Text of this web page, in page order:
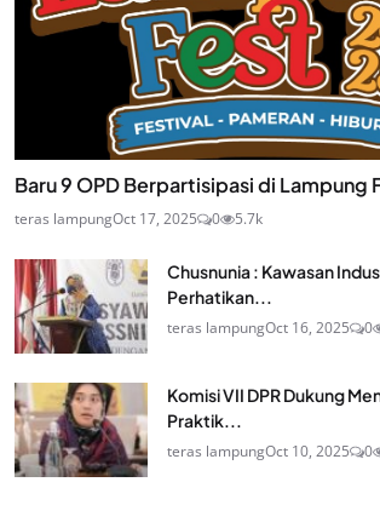
Baru 9 OPD Berpartisipasi di Lampung
teras lampungOct 17, 2025 0 5.7k
Chusnunia : Kawasan
Perhatikan...
teras lampungOct 16, 2025 0
Komisi VII DPR Dukung
Praktik...
teras lampungOct 10, 2025 0